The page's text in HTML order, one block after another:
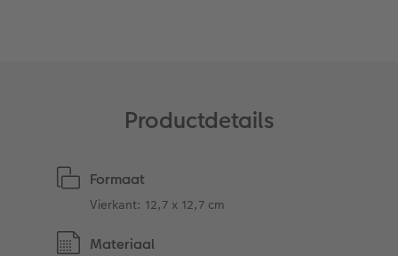
Tips voor fotoboeken
Productdetails
Formaat
Vierkant: 12,7 x 12,7 cm
Materiaal